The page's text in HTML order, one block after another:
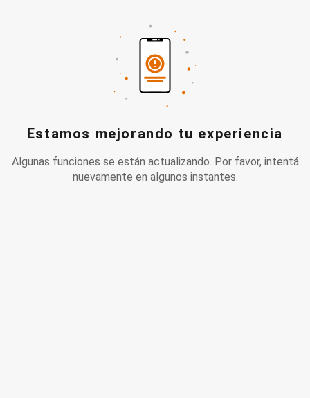
Estamos mejorando tu experiencia
Algunas funciones se están actualizando. Por favor, intentá
nuevamente en algunos instantes.